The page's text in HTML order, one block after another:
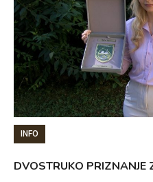
INFO
DVOSTRUKO PRIZNANJE